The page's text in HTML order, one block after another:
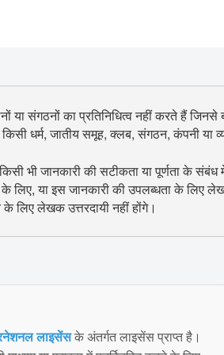
या संगठनों का प्रतिनिधित्व नहीं करते हैं
धर्म, जातीय समूह, क्लब, संगठन, कंपनी या
भी जानकारी की सटीकता या पूर्णता के
या इस जानकारी की उपलब्धता के लिए
लिए लेखक उत्तरदायी नहीं होंगे।
लाइसेंसके अंतर्गत लाइसेंस प्राप्त है।